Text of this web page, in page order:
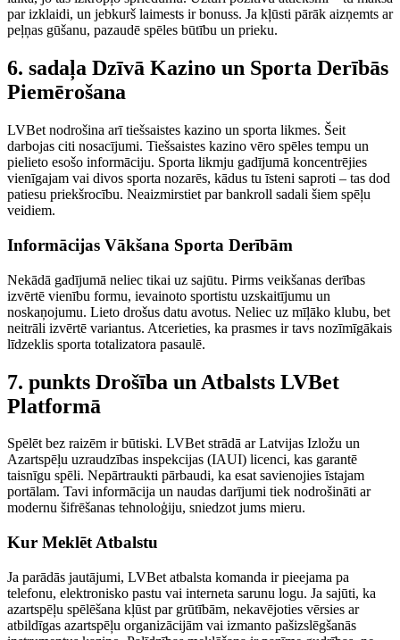
par izklaidi, un jebkurš laimests ir bonuss. Ja kļūsti pārāk aizņemts ar
peļņas gūšanu, pazaudē spēles būtību un prieku.
6. sadaļa Dzīvā Kazino un Sporta Derībās
Piemērošana
LVBet nodrošina arī tiešsaistes kazino un sporta likmes. Šeit
darbojas citi nosacījumi. Tiešsaistes kazino vēro spēles tempu un
pielieto esošo informāciju. Sporta likmju gadījumā koncentrējies
vienīgajam vai divos sporta nozarēs, kādus tu īsteni saproti – tas dod
patiesu priekšrocību. Neaizmirstiet par bankroll sadali šiem spēļu
veidiem.
Informācijas Vākšana Sporta Derībām
Nekādā gadījumā neliec tikai uz sajūtu. Pirms veikšanas derības
izvērtē vienību formu, ievainoto sportistu uzskaitījumu un
noskaņojumu. Lieto drošus datu avotus. Neliec uz mīļāko klubu, bet
neitrāli izvērtē variantus. Atcerieties, ka prasmes ir tavs nozīmīgākais
līdzeklis sporta totalizatora pasaulē.
7. punkts Drošība un Atbalsts LVBet
Platformā
Spēlēt bez raizēm ir būtiski. LVBet strādā ar Latvijas Izložu un
Azartspēļu uzraudzības inspekcijas (IAUI) licenci, kas garantē
taisnīgu spēli. Nepārtraukti pārbaudi, ka esat savienojies īstajam
portālam. Tavi informācija un naudas darījumi tiek nodrošināti ar
modernu šifrēšanas tehnoloģiju, sniedzot jums mieru.
Kur Meklēt Atbalstu
Ja parādās jautājumi, LVBet atbalsta komanda ir pieejama pa
telefonu, elektronisko pastu vai interneta sarunu logu. Ja sajūti, ka
azartspēļu spēlēšana kļūst par grūtībām, nekavējoties vērsies ar
atbildīgas azartspēļu organizācijām vai izmanto pašizslēgšanās